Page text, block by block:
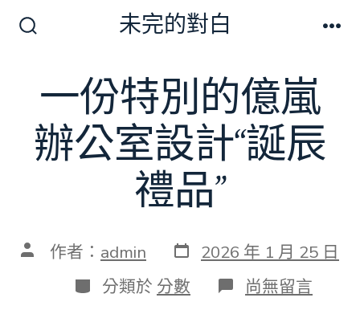
換
關
未完的對白
一份特別的億嵐
辦公室設計“誕辰
禮品”
文 作者： admin 發
表
日
期
2026 年 1 月 25 日
分
類
分類於 分數 在
〈一
尚無留言